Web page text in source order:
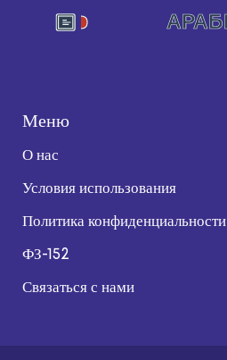
Меню
О нас
Условия использования
Политика конфиденциальности
ФЗ-152
Связаться с нами